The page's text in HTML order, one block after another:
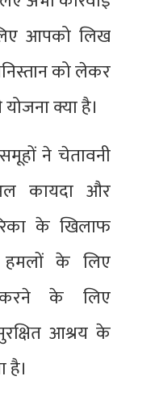
आपको लिख
को लेकर
क्या है।
ने चेतावनी
कायदा और
के खिलाफ
के लिए
करने के लिए
आश्रय के